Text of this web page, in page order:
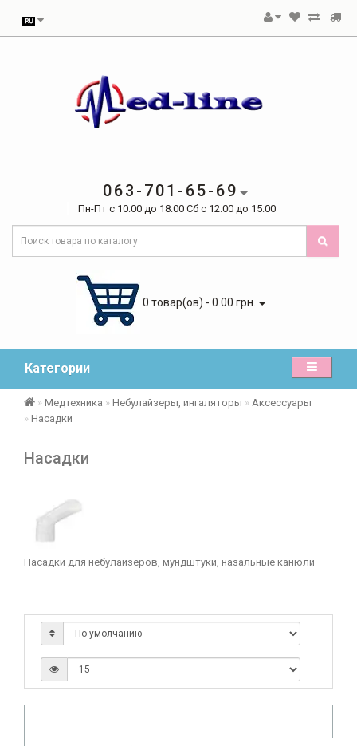
063-701-65-69
Пн-Пт с 10:00 до 18:00 Сб с 12:00 до 15:00
0 товар(ов) - 0.00 грн.
Категории
Медтехника Небулайзеры, ингаляторы
Аксессуары
Насадки
Насадки
Насадки для небулайзеров, мундштуки, назальные канюли